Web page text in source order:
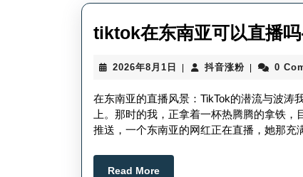
tiktok在东南亚可以直播
2026年8月1日
2026
8
月
1
日
抖音涨粉抖
涨
粉
0
在东南亚的直播风景：TikTok的潜流与波涛
上。那时的我，正拿着一杯热腾腾的拿铁
推送，一个东南亚的网红正在直播，她那
Read MoreRead